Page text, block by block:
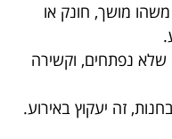
מושך, חונק או
שלא נפתחים, וקשירה
זה יעקוץ באירוע.